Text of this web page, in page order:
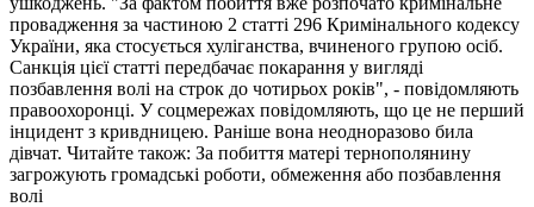
провадження за частиною 2 статті 296 Кримінального кодексу
України, яка стосується хуліганства, вчиненого групою осіб.
Санкція цієї статті передбачає покарання у вигляді
позбавлення волі на строк до чотирьох років", - повідомляють
правоохоронці. У соцмережах повідомляють, що це не перший
інцидент з кривдницею. Раніше вона неодноразово била
дівчат. Читайте також: За побиття матері тернополянину
загрожують громадські роботи, обмеження або позбавлення
волі